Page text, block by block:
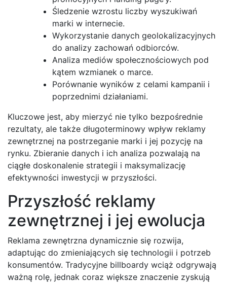
Śledzenie wzrostu liczby wyszukiwań
marki w internecie.
Wykorzystanie danych geolokalizacyjnych
do analizy zachowań odbiorców.
Analiza mediów społecznościowych pod
kątem wzmianek o marce.
Porównanie wyników z celami kampanii i
poprzednimi działaniami.
Kluczowe jest, aby mierzyć nie tylko bezpośrednie
rezultaty, ale także długoterminowy wpływ reklamy
zewnętrznej na postrzeganie marki i jej pozycję na
rynku. Zbieranie danych i ich analiza pozwalają na
ciągłe doskonalenie strategii i maksymalizację
efektywności inwestycji w przyszłości.
Przyszłość reklamy
zewnętrznej i jej ewolucja
Reklama zewnętrzna dynamicznie się rozwija,
adaptując do zmieniających się technologii i potrzeb
konsumentów. Tradycyjne billboardy wciąż odgrywają
ważną rolę, jednak coraz większe znaczenie zyskują